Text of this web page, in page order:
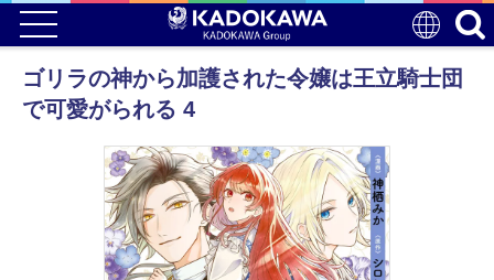
ゴリラの神から加護された令嬢は王立騎士団
で可愛がられる 4